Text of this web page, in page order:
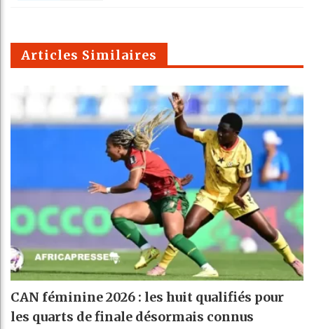
m
Articles Similaires
CAN féminine 2026 : les huit qualifiés pour
les quarts de finale désormais connus